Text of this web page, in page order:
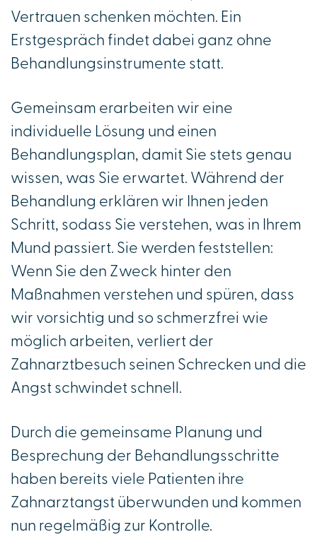
Vertrauen schenken möchten. Ein
Erstgespräch findet dabei ganz ohne
Behandlungsinstrumente statt.
Gemeinsam erarbeiten wir eine
individuelle Lösung und einen
Behandlungsplan, damit Sie stets genau
wissen, was Sie erwartet. Während der
Behandlung erklären wir Ihnen jeden
Schritt, sodass Sie verstehen, was in Ihrem
Mund passiert. Sie werden feststellen:
Wenn Sie den Zweck hinter den
Maßnahmen verstehen und spüren, dass
wir vorsichtig und so schmerzfrei wie
möglich arbeiten, verliert der
Zahnarztbesuch seinen Schrecken und die
Angst schwindet schnell.
Durch die gemeinsame Planung und
Besprechung der Behandlungsschritte
haben bereits viele Patienten ihre
Zahnarztangst überwunden und kommen
nun regelmäßig zur Kontrolle.